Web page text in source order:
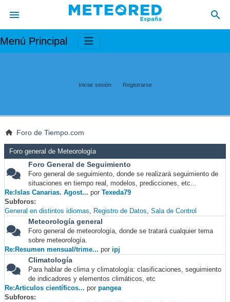
Menú Principal
Iniciar sesión Registrarse
Foro de Tiempo.com
Foro general de Meteorología
Foro General de Seguimiento
Foro general de seguimiento, donde se realizará seguimiento de
situaciones en tiempo real, modelos, predicciones, etc...
Re:Islas Canarias. Agost... por Texeda79
Subforos
General en distintos idiomas
Registro de Datos Sala de Control
Meteorología general
Foro general de meteorología, donde se tratará cualquier tema
sobre meteorología.
Re:Resumen mensual/trime... por ipj
Climatología
Para hablar de clima y climatología: clasificaciones, seguimiento
de indicadores y elementos climáticos, etc
Re:Articulos científicos... por pangea
Subforos